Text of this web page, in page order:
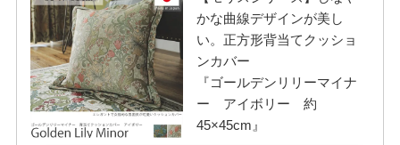
かな曲線デザインが美し
い。正方形背当てクッショ
ンカバー
『ゴールデンリリーマイナ
ー アイボリー 約
45×45cm』